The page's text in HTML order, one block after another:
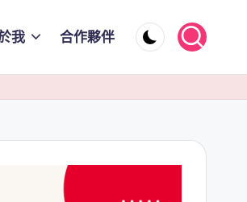
我 合作夥伴